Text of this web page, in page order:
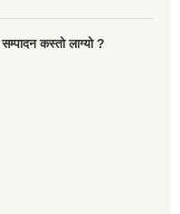
कस्तो लाग्यो ?